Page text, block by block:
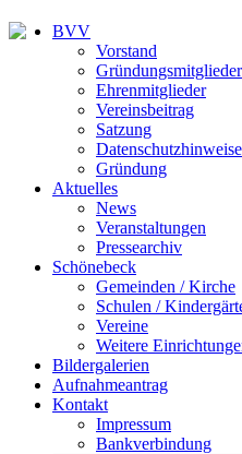
BVV
Vorstand
Gründungsmitglieder
Ehrenmitglieder
Vereinsbeitrag
Satzung
Datenschutzhinweise
Gründung
Aktuelles
News
Veranstaltungen
Pressearchiv
Schönebeck
Gemeinden / Kirche
Schulen /
Vereine
Weitere
Bildergalerien
Aufnahmeantrag
Kontakt
Impressum
Bankverbindung